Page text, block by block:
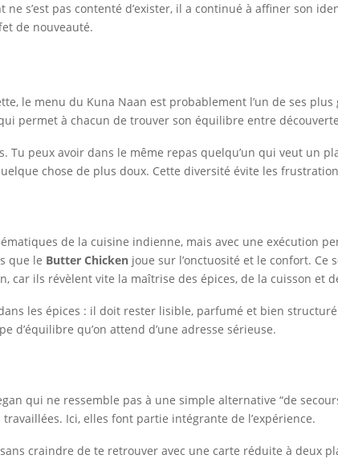
s’est pas contenté d’exister, il a continué à affiner son
de nouveauté.
le menu du Kuna Naan est probablement l’un de ses
permet à chacun de trouver son équilibre entre
Tu peux avoir dans le même repas quelqu’un qui veut un
chose de plus doux. Cette diversité évite les
de la cuisine indienne, mais avec une exécution
que le Butter Chicken joue sur l’onctuosité et le confort. Ce
ils révèlent vite la maîtrise des épices, de la cuisson et
les épices : il doit rester lisible, parfumé et bien
d’équilibre qu’on attend d’une adresse sérieuse.
qui ne ressemble pas à une simple alternative “de
Ici, elles font partie intégrante de l’expérience.
craindre de te retrouver avec une carte réduite à deux